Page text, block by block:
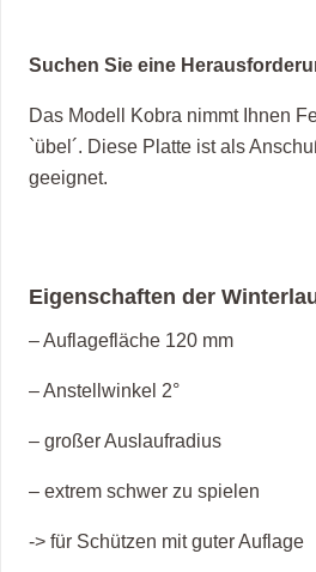
Suchen Sie eine
Das Modell Kobra nimmt Ihnen
`übel´. Diese Platte ist als
geeignet.
Eigenschaften der
– Auflagefläche 120 mm
– Anstellwinkel 2°
– großer Auslaufradius
– extrem schwer zu spielen
-> für Schützen mit guter Auflage